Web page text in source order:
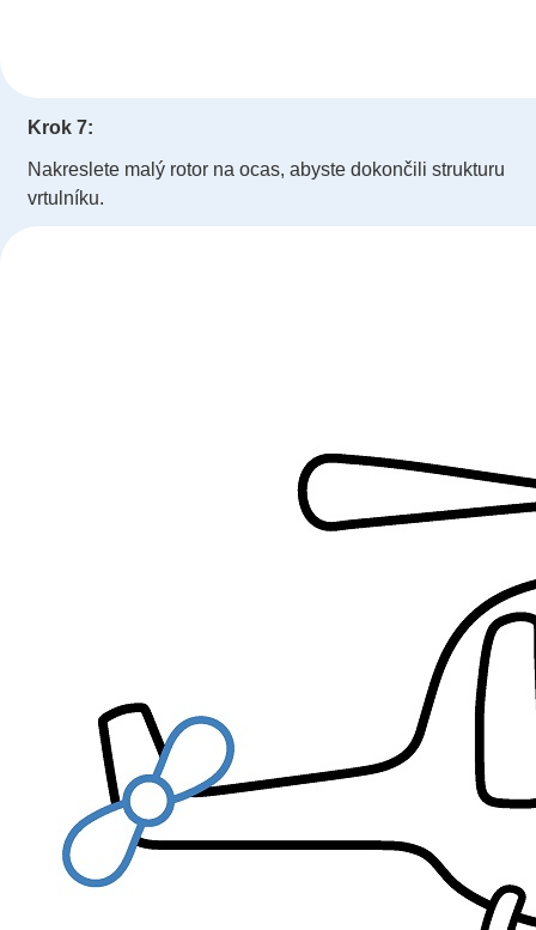
Krok 7:
Nakreslete malý rotor na ocas, abyste dokončili strukturu
vrtulníku.